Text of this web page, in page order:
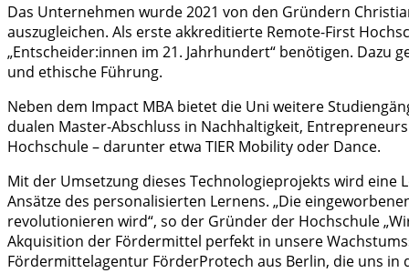
Das Unternehmen wurde 2021 von den Gründern
auszugleichen. Als erste akkreditierte Remote-First
„Entscheider:innen im 21. Jahrhundert“ benötigen.
und ethische Führung.
Neben dem Impact MBA bietet die Uni weitere
dualen Master-Abschluss in Nachhaltigkeit,
Hochschule – darunter etwa TIER Mobility oder Dance.
Mit der Umsetzung dieses Technologieprojekts wird
Ansätze des personalisierten Lernens. „Die
revolutionieren wird“, so der Gründer der Hochschule
Akquisition der Fördermittel perfekt in unsere
Fördermittelagentur FörderProtech aus Berlin, die uns